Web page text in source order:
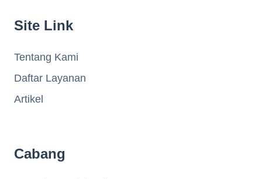
Site Link
Tentang Kami
Daftar Layanan
Artikel
Cabang